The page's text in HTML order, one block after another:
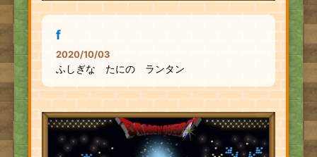
f
2020/10/03
ふしぎな たにの ランタン